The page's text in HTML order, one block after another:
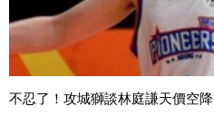
不忍了！攻城獅談林庭謙天價空